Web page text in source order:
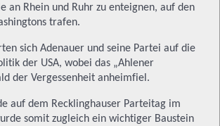
an Rhein und Ruhr zu enteignen, auf den
trafen.
sich Adenauer und seine Partei auf die
der USA, wobei das „Ahlener
der Vergessenheit anheimfiel.
auf dem Recklinghauser Parteitag im
somit zugleich ein wichtiger Baustein